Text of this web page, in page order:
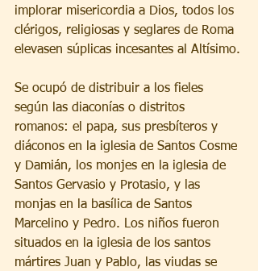
implorar misericordia a Dios, todos los
clérigos, religiosas y seglares de Roma
elevasen súplicas incesantes al Altísimo.
Se ocupó de distribuir a los fieles
según las diaconías o distritos
romanos: el papa, sus presbíteros y
diáconos en la iglesia de Santos Cosme
y Damián, los monjes en la iglesia de
Santos Gervasio y Protasio, y las
monjas en la basílica de Santos
Marcelino y Pedro. Los niños fueron
situados en la iglesia de los santos
mártires Juan y Pablo, las viudas se